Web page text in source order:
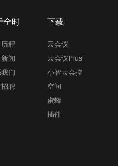
全时
程
闻
们
招聘
下载
云会议
云会议Plus
小智云会控
空间
蜜蜂
插件